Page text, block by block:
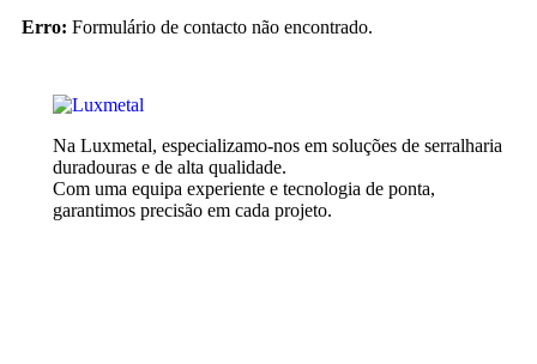
Erro: Formulário de contacto não encontrado.
Na Luxmetal, especializamo-nos em soluções de serralharia
duradouras e de alta qualidade.
Com uma equipa experiente e tecnologia de ponta,
garantimos precisão em cada projeto.